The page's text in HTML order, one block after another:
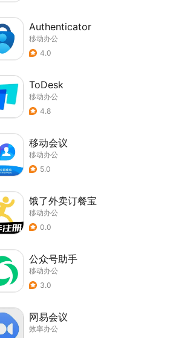
Authenticator
移动办公
4.0
ToDesk
移动办公
4.8
移动会议
移动办公
5.0
饿了外卖订餐宝
移动办公
0.0
公众号助手
移动办公
3.0
网易会议
效率办公